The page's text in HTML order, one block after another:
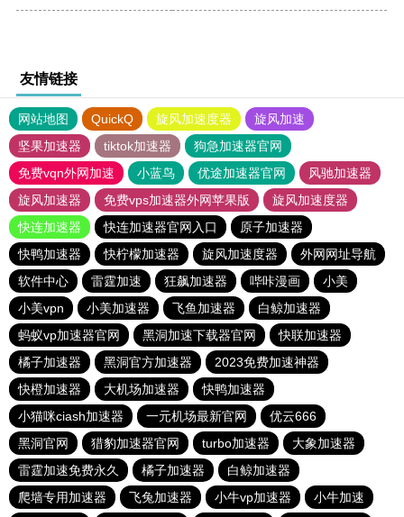
友情链接
网站地图 QuickQ 旋风加速度器
旋风加速
坚果加速器
tiktok加速器
狗急加速器官网
免费vqn外网加速
小蓝鸟 优途加速器官网
风驰加速器
旋风加速器
免费vps加速器外网苹果版
旋风加速度器
快连加速器
快连加速器官网入口
原子加速器
快鸭加速器
快柠檬加速器 旋风加速度器
外网网址导航
软件中心
雷霆加速 狂飙加速器 哔咔漫画
小美
小美vpn
小美加速器 飞鱼加速器
白鲸加速器
蚂蚁vp加速器官网
黑洞加速下载器官网
快联加速器
橘子加速器
黑洞官方加速器
2023免费加速神器
快橙加速器
大机场加速器
快鸭加速器
小猫咪ciash加速器
一元机场最新官网
优云666
黑洞官网
猎豹加速器官网 turbo加速器
大象加速器
雷霆加速免费永久
橘子加速器
白鲸加速器
爬墙专用加速器
飞兔加速器 小牛vp加速器 小牛加速